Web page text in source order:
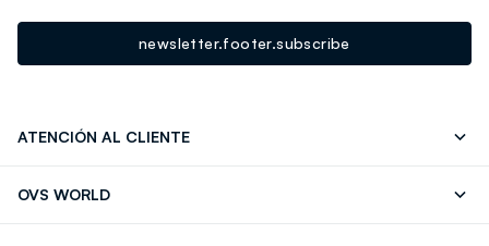
newsletter.footer.subscribe
ATENCIÓN AL CLIENTE
OVS WORLD